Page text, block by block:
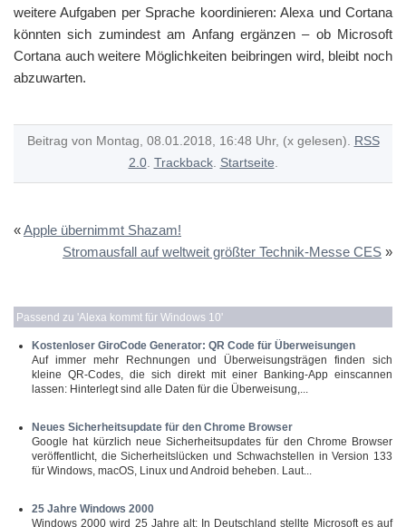
weitere Aufgaben per Sprache koordinieren: Alexa und Cortana
könnten sich zumindest am Anfang ergänzen – ob Microsoft
Cortana auch weitere Möglichkeiten beibringen wird, bleibt noch
abzuwarten.
Beitrag von Montag, 08.01.2018, 16:48 Uhr, (x gelesen). RSS
2.0. Trackback. Startseite.
«Apple übernimmt Shazam!
Stromausfall auf weltweit größter Technik-Messe CES »
Passend zu 'Alexa kommt für Windows 10'
Kostenloser GiroCode Generator: QR Code für Überweisungen
Auf immer mehr Rechnungen und Überweisungsträgen finden sich
kleine QR-Codes, die sich direkt mit einer Banking-App einscannen
lassen: Hinterlegt sind alle Daten für die Überweisung,...
Neues Sicherheitsupdate für den Chrome Browser
Google hat kürzlich neue Sicherheitsupdates für den Chrome Browser
veröffentlicht, die Sicherheitslücken und Schwachstellen in Version 133
für Windows, macOS, Linux und Android beheben. Laut...
25 Jahre Windows 2000
Windows 2000 wird 25 Jahre alt: In Deutschland stellte Microsoft es auf